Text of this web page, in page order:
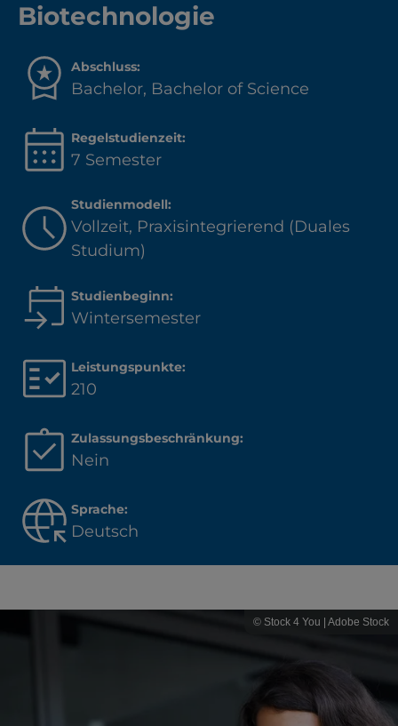
Biotechnologie
Abschluss:
Bachelor, Bachelor of Science
Regelstudienzeit:
7 Semester
Studienmodell:
Vollzeit, Praxisintegrierend (Duales
Studium)
Studienbeginn:
Wintersemester
Leistungspunkte:
210
Zulassungsbeschränkung:
Nein
Sprache:
Deutsch
© Stock 4 You | Adobe Stock